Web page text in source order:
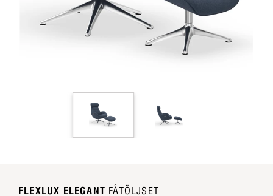
FLEXLUX ELEGANT FÅTÖLJSET